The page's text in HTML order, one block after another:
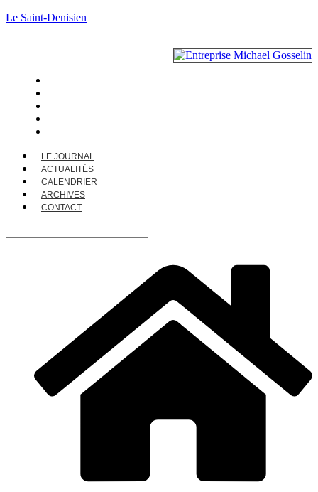
Le Saint-Denisien
LE JOURNAL
ACTUALITÉS
CALENDRIER
ARCHIVES
CONTACT